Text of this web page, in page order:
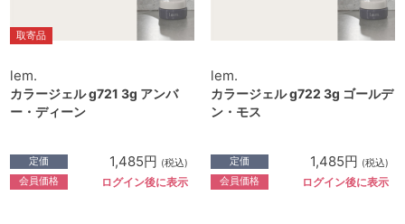
取寄品
lem.
カラージェル g721 3g アンバ
ー・ディーン
定価 1,485円 (税込)
会員価格 ログイン後に表示
lem.
カラージェル g722 3g ゴールデ
ン・モス
定価 1,485円 (税込)
会員価格 ログイン後に表示